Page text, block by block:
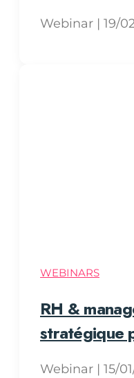
Webinar | 19/
WEBINARS
RH &
stratégique
Webinar | 15/